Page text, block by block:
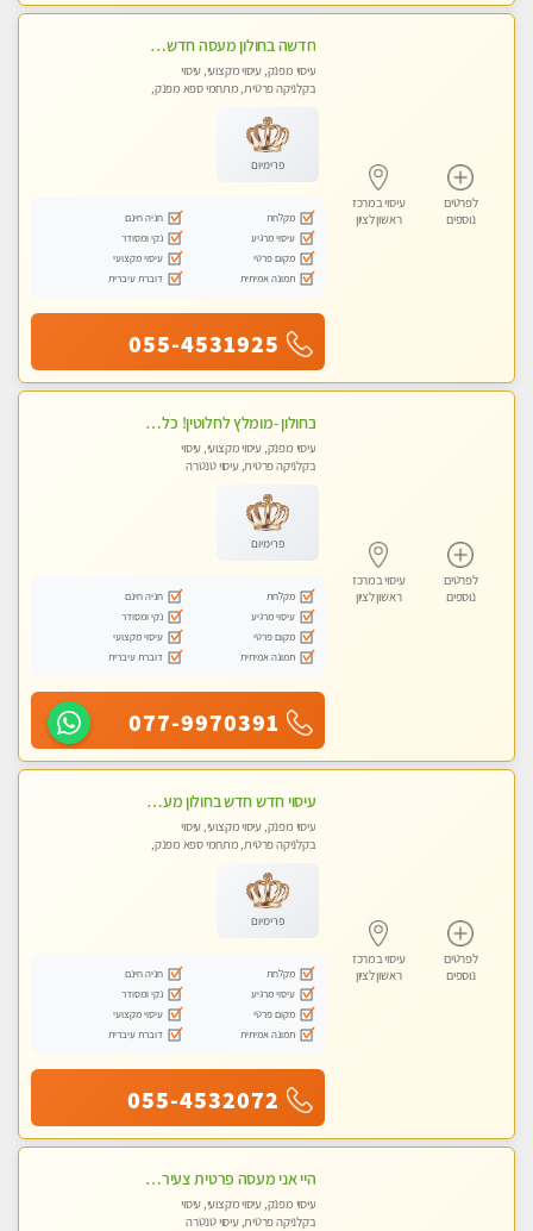
לפרטים
נוספים
עיסוי במרכז
ראשון לציון
חדשה בחולון מעסה חדשה בחולון איכותית למאסז מקצועי ומפנק לכל שרירי הגוף עיסוי מכל הלב
עיסוי מפנק, עיסוי מקצועי, עיסוי
בקלניקה פרטית, מתחמי ספא מפנק,
פרימיום
מקלחת
חניה חינם
עיסוי מרגיע
נקי ומסודר
מקום פרטי
עיסוי מקצועי
תמונה אמיתית
דוברת עיברית
055-4531925
לפרטים
נוספים
עיסוי במרכז
ראשון לציון
בחולון -מומלץ לחלוטין! כל סוגי העיסויים מעסה מקצועית ואיכותית פרטי!!!
עיסוי מפנק, עיסוי מקצועי, עיסוי
בקלניקה פרטית, עיסוי טנטרה
פרימיום
מקלחת
חניה חינם
עיסוי מרגיע
נקי ומסודר
מקום פרטי
עיסוי מקצועי
תמונה אמיתית
דוברת עיברית
077-9970391
לפרטים
נוספים
עיסוי במרכז
ראשון לציון
עיסוי חדש חדש בחולון מעסות חדשות ומקצועיות בקליניקה פרטית.
עיסוי מפנק, עיסוי מקצועי, עיסוי
בקלניקה פרטית, מתחמי ספא מפנק,
פרימיום
מקלחת
חניה חינם
עיסוי מרגיע
נקי ומסודר
מקום פרטי
עיסוי מקצועי
תמונה אמיתית
דוברת עיברית
055-4532072
היי אני מעסה פרטית צעירה במרכז העיר בראשון לציון
עיסוי מפנק, עיסוי מקצועי, עיסוי
בקלניקה פרטית, עיסוי טנטרה